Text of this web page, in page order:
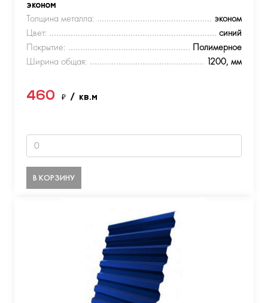
эконом
Толщина металла:
эконом
Цвет:
синий
Покрытие:
Полимерное
Ширина общая:
1200, мм
460 ₽ / кв.м
В КОРЗИНУ